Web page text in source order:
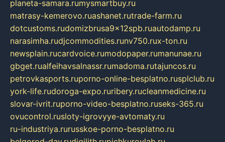
planeta-samara.rumysmartbuy.ru
matrasy-kemerovo.ruashanet.rutrade-farm.ru
dotcustoms.rudomizbrusa9x12spb.ruautodamp.ru
narasimha.rudjcommodities.runv750.rux-ton.ru
newsplain.rucardvoice.rumodopaper.rumanunae.ru
gbget.rualfeihavsalnassr.rumadoma.rutajuncos.ru
petrovkasports.ruporno-online-besplatno.rusplclub.ru
york-life.rudoroga-expo.ruribery.rucleanmedicine.ru
slovar-ivrit.ruporno-video-besplatno.ruseks-365.ru
ovucontrol.rusloty-igrovyye-avtomaty.ru
ru-industriya.rurusskoe-porno-besplatno.ru